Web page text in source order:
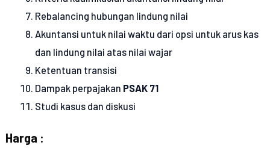
Rebalancing hubungan lindung nilai
Akuntansi untuk nilai waktu dari opsi untuk arus kas
dan lindung nilai atas nilai wajar
Ketentuan transisi
Dampak perpajakan PSAK 71
Studi kasus dan diskusi
Harga :